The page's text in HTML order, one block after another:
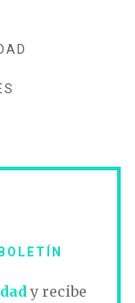
y recibe